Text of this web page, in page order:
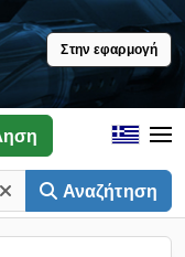
Στην εφαρμογή
Αναζήτηση